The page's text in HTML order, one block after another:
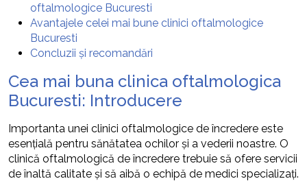
oftalmologice Bucuresti
Avantajele celei mai bune clinici oftalmologice
Bucuresti
Concluzii și recomandări
Cea mai buna clinica oftalmologica
Bucuresti: Introducere
Importanta unei clinici oftalmologice de încredere este
esențială pentru sănătatea ochilor și a vederii noastre. O
clinică oftalmologică de încredere trebuie să ofere servicii
de înaltă calitate și să aibă o echipă de medici specializați.